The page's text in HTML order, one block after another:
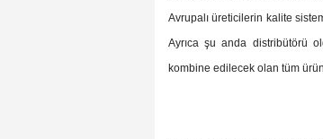
Avrupalı üreticilerin kalite
Ayrıca şu anda distribütörü
kombine edilecek olan tüm